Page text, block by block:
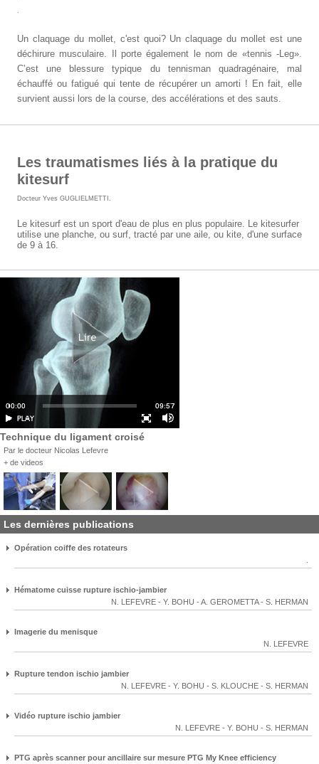
Un claquage du mollet, c'est quoi? Un claquage du mollet est une
déchirure musculaire. Il porte également le nom de «tennis -Leg».
C’est une blessure typique du tennisman quadragénaire, mal
échauffé ou fatigué qui tente de récupérer un amorti ! En fait, elle
survient aussi lors de la course, des accélérations et des sauts.
Les traumatismes liés à la pratique du
kitesurf
Docteur Yves GUGLIELMETTI
Le kitesurf est un sport d'eau de plus en plus populaire. Le kitesurfer
utilise une planche, ou surf, tracté par une aile, ou kite, d'une surface
de 9 à 16.
Technique du ligament croisé
Par le docteur Nicolas Lefevre
+ de videos
Les dernières publications
Opération coiffe des rotateurs
Hématome cuisse rupture ischio-jambier
N. LEFEVRE - Y. BOHU - A. GEROMETTA- S. HERMAN
Imagerie du menisque
N. LEFEVRE
Rupture tendon ischio jambier
N. LEFEVRE - Y. BOHU - S. KLOUCHE - S. HERMAN
Vidéo rupture ischio jambier
N. LEFEVRE - Y. BOHU - S. HERMAN
PTG après scanner pour ancillaire sur mesure PTG My Knee efficiency